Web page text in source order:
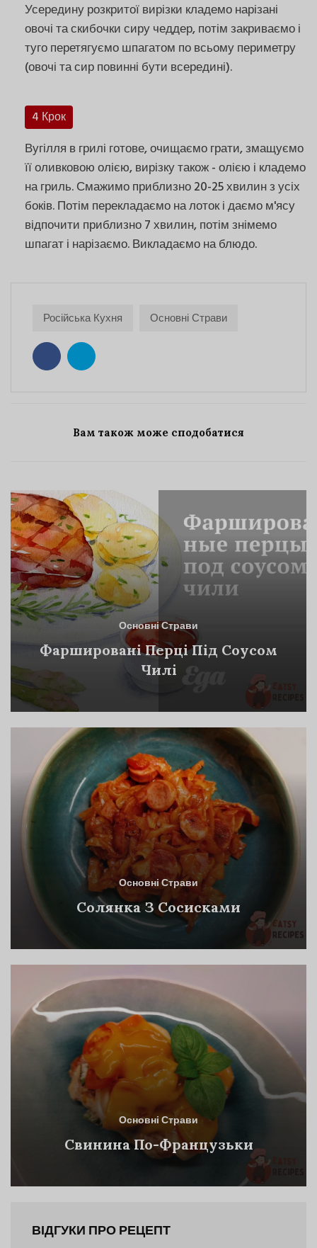
Усередину розкритої вирізки кладемо нарізані
овочі та скибочки сиру чеддер, потім закриваємо і
туго перетягуємо шпагатом по всьому периметру
(овочі та сир повинні бути всередині).
4 Крок
Вугілля в грилі готове, очищаємо грати, змащуємо
її оливковою олією, вирізку також - олією і кладемо
на гриль. Смажимо приблизно 20-25 хвилин з усіх
боків. Потім перекладаємо на лоток і даємо м'ясу
відпочити приблизно 7 хвилин, потім знімемо
шпагат і нарізаємо. Викладаємо на блюдо.
Російська Кухня Основні Страви
Вам також може сподобатися
Основні Страви
Фаршировані Перці Під Соусом
Чилі
Основні Страви
Солянка З Сосисками
Основні Страви
Свинина По-Французьки
ВІДГУКИ ПРО РЕЦЕПТ